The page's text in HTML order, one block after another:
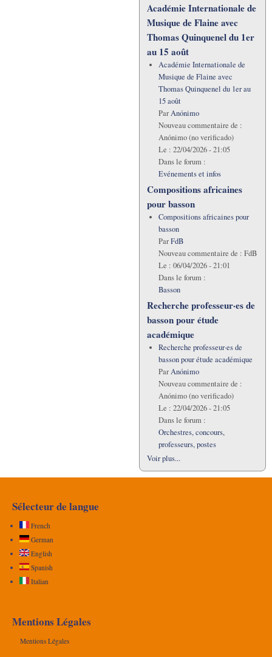
Académie Internationale de
Musique de Flaine avec
Thomas Quinquenel du 1er
au 15 août
Académie Internationale de
Musique de Flaine avec
Thomas Quinquenel du 1er au
15 août
ParAnónimo
Nouveau commentaire de :
Anónimo (no verificado)
Le : 22/04/2026 - 21:05
Dans le forum :
Evénements et infos
Compositions africaines
pour basson
Compositions africaines pour
basson
ParFdB
Nouveau commentaire de : FdB
Le : 06/04/2026 - 21:01
Dans le forum :
Basson
Recherche professeur·es de
basson pour étude
académique
Recherche professeur·es de
basson pour étude académique
ParAnónimo
Nouveau commentaire de :
Anónimo (no verificado)
Le : 22/04/2026 - 21:05
Dans le forum :
Orchestres, concours,
professeurs, postes
Voir plus...
Sélecteur de langue
French
German
English
Spanish
Italian
Mentions Légales
Mentions Légales